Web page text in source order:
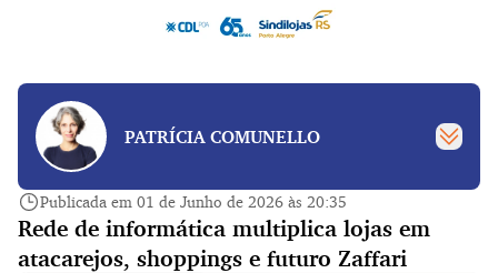
PATRÍCIA COMUNELLO
Publicada em 01 de Junho de 2026 às 20:35
Rede de informática multiplica lojas em
atacarejos, shoppings e futuro Zaffari